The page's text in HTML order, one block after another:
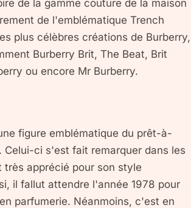
de la gamme couture de la maison
de l'emblématique Trench
plus célèbres créations de Burberry,
Burberry Brit, The Beat, Brit
ou encore Mr Burberry.
figure emblématique du prêt-à-
Celui-ci s'est fait remarquer dans les
très apprécié pour son style
il fallut attendre l'année 1978 pour
parfumerie. Néanmoins, c'est en